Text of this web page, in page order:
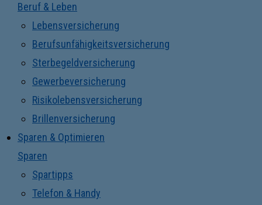
Beruf & Leben
Lebensversicherung
Berufsunfähigkeitsversicherung
Sterbegeldversicherung
Gewerbeversicherung
Risikolebensversicherung
Brillenversicherung
Sparen & Optimieren
Sparen
Spartipps
Telefon & Handy